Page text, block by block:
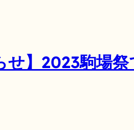
せ】2023駒場